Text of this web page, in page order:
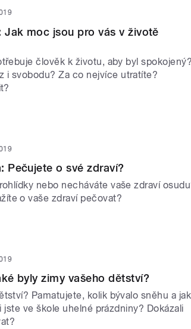
Jak moc jsou pro vás v životě
člověk k životu, aby byl spokojený?
i svobodu? Za co nejvíce utratíte?
Pečujete o své zdraví?
nebo necháváte vaše zdraví
o vaše zdraví pečovat?
byly zimy vašeho dětství?
Pamatujete, kolik bývalo sněhu a jak
jste ve škole uhelné prázdniny? Dokázali